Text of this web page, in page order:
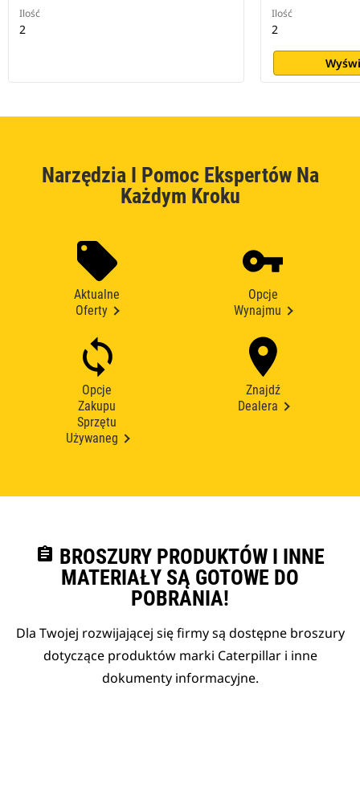
Ilość
2
Ilość
2
Narzędzia I Pomoc Ekspertów Na
Każdym Kroku
Aktualne
Oferty
Opcje
Wynajmu
Opcje
Zakupu
Sprzętu
Używaneg
Znajdź
Dealera
assignment BROSZURY PRODUKTÓW I INNE
MATERIAŁY SĄ GOTOWE DO
POBRANIA!
Dla Twojej rozwijającej się firmy są dostępne broszury
dotyczące produktów marki Caterpillar i inne
dokumenty informacyjne.